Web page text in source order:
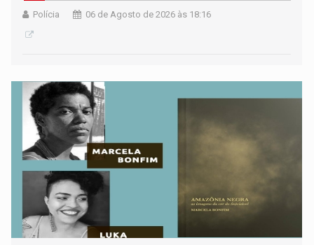
Polícia 06 de Agosto de 2026 às 18:16